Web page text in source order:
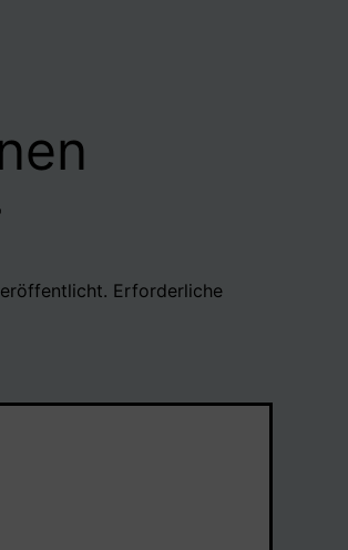
Erforderliche